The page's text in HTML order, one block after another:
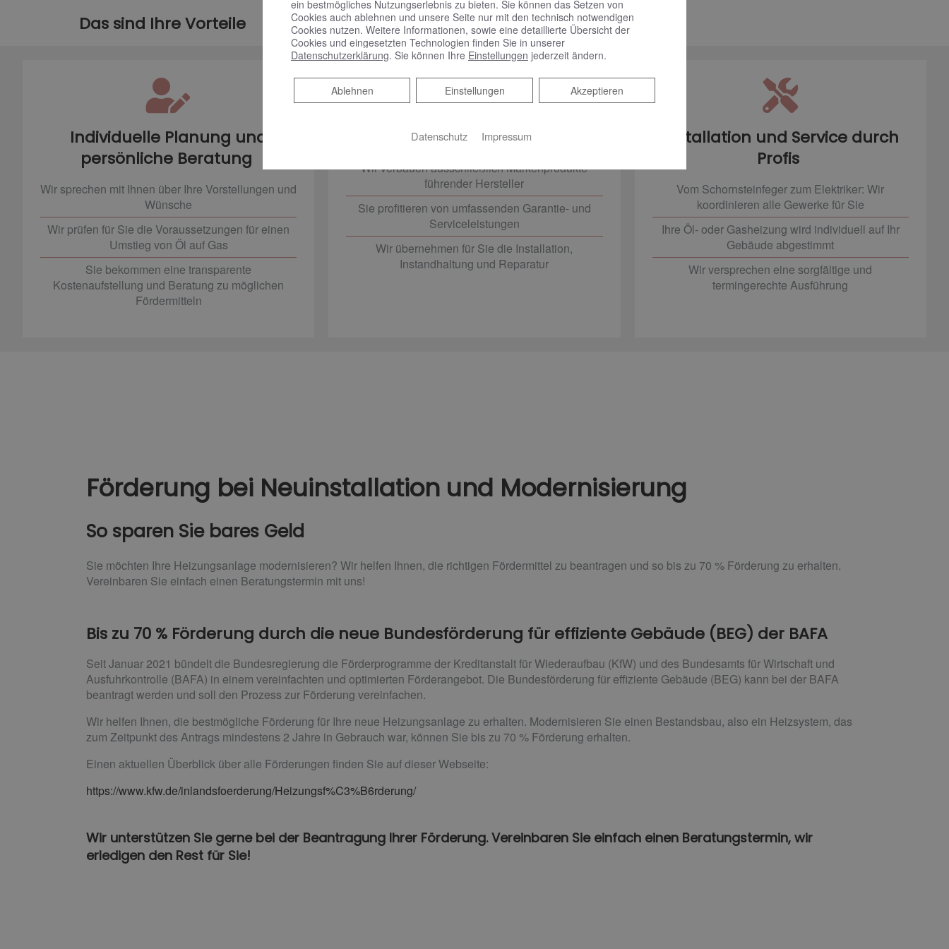
Das sind Ihre Vorteile
Individuelle Planung und
persönliche Beratung
Wir sprechen mit Ihnen über Ihre Vorstellungen und
Wünsche
Wir prüfen für Sie die Voraussetzungen für einen
Umstieg von Öl auf Gas
Sie bekommen eine transparente
Kostenaufstellung und Beratung zu möglichen
Fördermitteln
Qualität vom Fachmann
Wir verbauen ausschließlich Markenprodukte
führender Hersteller
Sie profitieren von umfassenden Garantie- und
Serviceleistungen
Wir übernehmen für Sie die Installation,
Instandhaltung und Reparatur
Installation und Service durch
Profis
Vom Schornsteinfeger zum Elektriker: Wir
koordinieren alle Gewerke für Sie
Ihre Öl- oder Gasheizung wird individuell auf Ihr
Gebäude abgestimmt
Wir versprechen eine sorgfältige und
termingerechte Ausführung
Förderung bei Neuinstallation und Modernisierung
So sparen Sie bares Geld
Sie möchten Ihre Heizungsanlage modernisieren? Wir helfen Ihnen, die richtigen Fördermittel zu beantragen und so bis zu 70 % Förderung zu erhalten.
Vereinbaren Sie einfach einen Beratungstermin mit uns!
Bis zu 70 % Förderung durch die neue Bundesförderung für effiziente Gebäude (BEG) der BAFA
Seit Januar 2021 bündelt die Bundesregierung die Förderprogramme der Kreditanstalt für Wiederaufbau (KfW) und des Bundesamts für Wirtschaft und
Ausfuhrkontrolle (BAFA) in einem vereinfachten und optimierten Förderangebot. Die Bundesförderung für effiziente Gebäude (BEG) kann bei der BAFA
beantragt werden und soll den Prozess zur Förderung vereinfachen.
Wir helfen Ihnen, die bestmögliche Förderung für Ihre neue Heizungsanlage zu erhalten. Modernisieren Sie einen Bestandsbau, also ein Heizsystem, das
zum Zeitpunkt des Antrags mindestens 2 Jahre in Gebrauch war, können Sie bis zu 70 % Förderung erhalten.
Einen aktuellen Überblick über alle Förderungen finden Sie auf dieser Webseite:
https://www.kfw.de/inlandsfoerderung/Heizungsf%C3%B6rderung/
Wir unterstützen Sie gerne bei der Beantragung Ihrer Förderung. Vereinbaren Sie einfach einen Beratungstermin, wir
erledigen den Rest für Sie!
ein bestmögliches Nutzungserlebnis zu bieten. Sie können das Setzen von
Cookies auch ablehnen und unsere Seite nur mit den technisch notwendigen
Cookies nutzen. Weitere Informationen, sowie eine detaillierte Übersicht der
Cookies und eingesetzten Technologien finden Sie in unserer
Datenschutzerklärung. Sie können Ihre Einstellungen jederzeit ändern.
Akzeptieren
Einstellungen
Ablehnen
Ablehnen
Datenschutz Impressum